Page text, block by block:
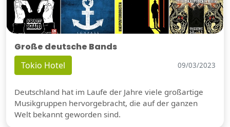
Große deutsche Bands
Tokio Hotel 09/03/2023
Deutschland hat im Laufe der Jahre viele großartige
Musikgruppen hervorgebracht, die auf der ganzen
Welt bekannt geworden sind.